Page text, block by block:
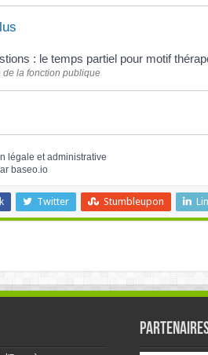
: le temps partiel pour motif
de la fonction publique
légale et administrative
baseo.io
Twitter Stumbleupon